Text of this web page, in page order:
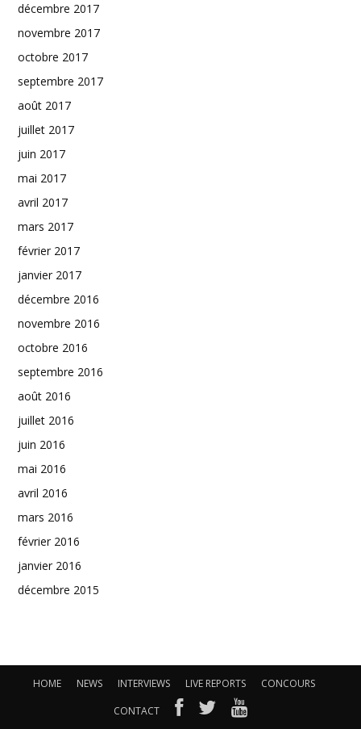
décembre 2017
novembre 2017
octobre 2017
septembre 2017
août 2017
juillet 2017
juin 2017
mai 2017
avril 2017
mars 2017
février 2017
janvier 2017
décembre 2016
novembre 2016
octobre 2016
septembre 2016
août 2016
juillet 2016
juin 2016
mai 2016
avril 2016
mars 2016
février 2016
janvier 2016
décembre 2015
HOME NEWS INTERVIEWS LIVE REPORTS
CONCOURS
CONTACT